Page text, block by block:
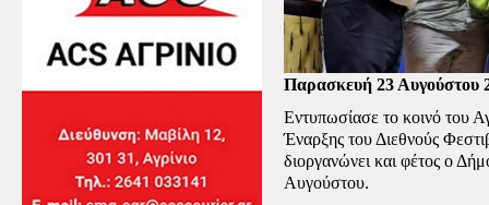
Παρασκευή 23 Αυγούστου
Εντυπωσίασε το κοινό του
Έναρξης του Διεθνούς
διοργανώνει και φέτος ο
Αυγούστου.